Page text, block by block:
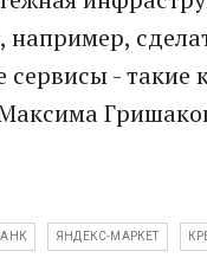
например,
- такие
ЯНДЕКС-МАРКЕТ